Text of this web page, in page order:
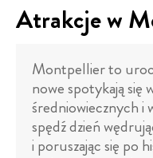
Atrakcje w
Montpellier to
nowe spotykają się
średniowiecznych i
spędź dzień
i poruszając się po